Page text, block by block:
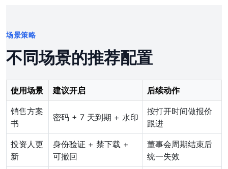
场景策略
不同场景的推荐配置
使用场景 建议开启 后续动作
销售方案
书
密码 + 7 天到期 + 水印
按打开时间做报价
跟进
投资人更
新
身份验证 + 禁下载 +
可撤回
董事会周期结束后
统一失效